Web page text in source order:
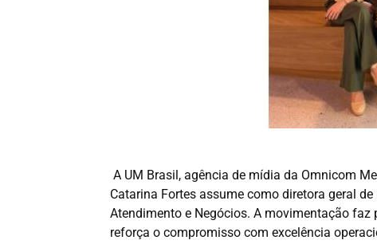
A UM Brasil, agência de mídia da Omnicom
Catarina Fortes assume como diretora geral
Atendimento e Negócios. A movimentação
reforça o compromisso com excelência